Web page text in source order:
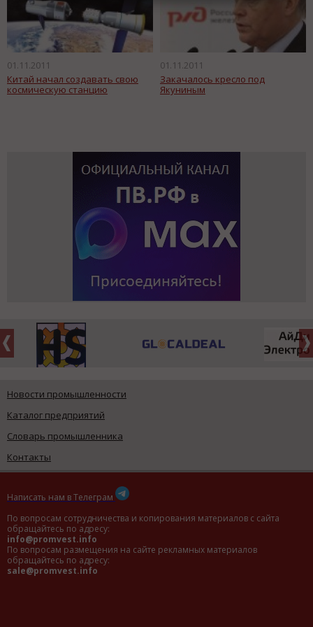
01.11.2011
Китай начал создавать свою
космическую станцию
01.11.2011
Закачалось кресло под
Якуниным
Новости промышленности
Каталог предприятий
Словарь промышленника
Контакты
Написать нам в Телеграм
По вопросам сотрудничества и копирования материалов с сайта
обращайтесь по адресу:
info@promvest.info
По вопросам размещения на сайте рекламных материалов
обращайтесь по адресу:
sale@promvest.info